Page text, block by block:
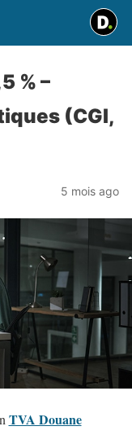
% –
(CGI,
5 mois ago
TVA Douane